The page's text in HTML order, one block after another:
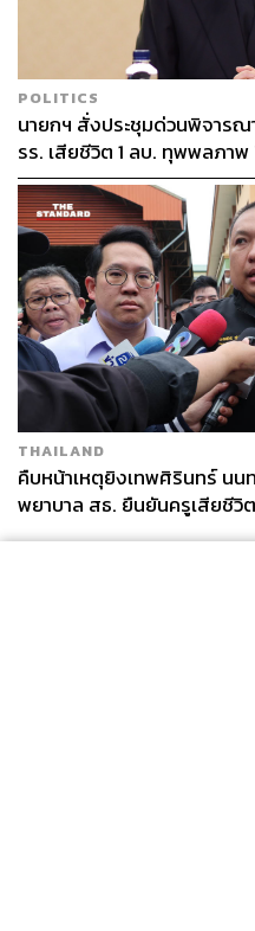
POLITICS
นายกฯ สั่งประชุมด่วนพิจารณ
รร. เสียชีวิต 1 ลบ. ทุพพลภา
แสนบาท บาดเจ็บเล็กน้อย 1 แ
THAILAND
คืบหน้าเหตุยิงเทพศิรินทร์ นน
พยาบาล สธ. ยืนยันครูเสียชีวิ